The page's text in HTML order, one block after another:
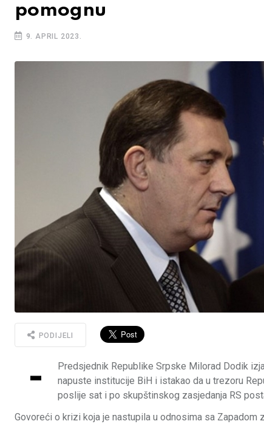
pomognu
9. APRIL 2023.
PODIJELI
-
Predsjednik Republike Srpske Milorad Dodik
napuste institucije BiH i istakao da u trezoru
poslije sat i po skupštinskog zasjedanja RS
Govoreći o krizi koja je nastupila u odnosima sa